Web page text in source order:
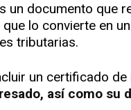
un documento que
lo convierte en
tributarias.
un certificado
así como su